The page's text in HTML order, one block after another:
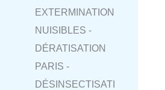
EXTERMINATION
NUISIBLES -
DÉRATISATION
PARIS -
DÉSINSECTISATI